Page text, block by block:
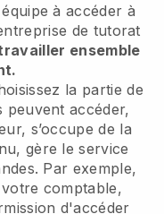
à accéder à
de tutorat
ensemble
la partie de
peuvent accéder,
s’occupe de la
gère le service
Par exemple,
comptable,
d'accéder